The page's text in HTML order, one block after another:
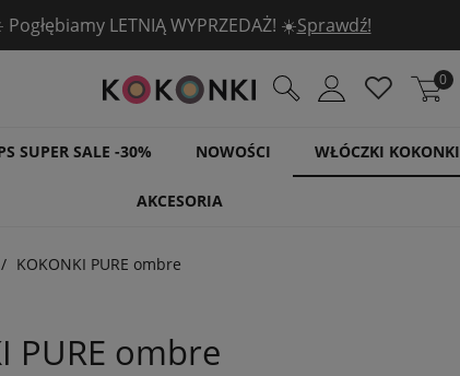
🧶 5 włóczek DROPS -30% 🧶Sprawdź!
0
SUPER SALE -30% NOWOŚCI WŁÓCZKI KOKONKI
AKCESORIA
KOKONKI PURE ombre
PURE ombre